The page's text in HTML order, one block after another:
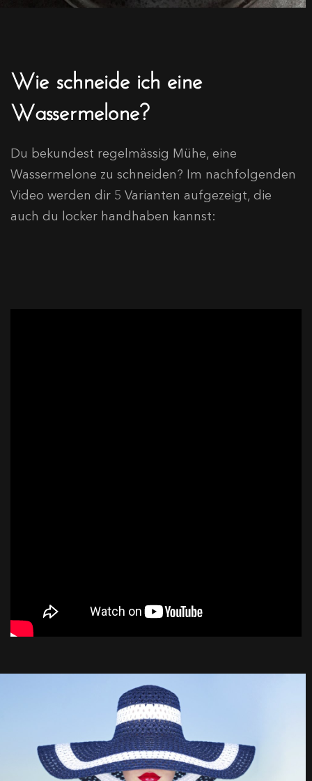
Wie schneide ich eine
Wassermelone?
Du bekundest regelmässig Mühe, eine
Wassermelone zu schneiden? Im nachfolgenden
Video werden dir 5 Varianten aufgezeigt, die
auch du locker handhaben kannst: